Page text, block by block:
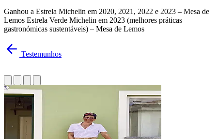
Ganhou a Estrela Michelin em 2020, 2021, 2022 e 2023 – Mesa de
Lemos Estrela Verde Michelin em 2023 (melhores práticas
gastronómicas sustentáveis) – Mesa de Lemos
Testemunhos